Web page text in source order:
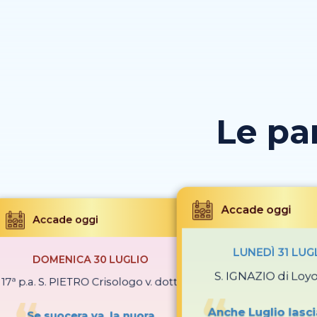
Le
Accade oggi
DOMENICA 30 LUGLIO
17ª p.a. S. PIETRO Crisologo v. dott.
Accade oggi
LUNEDÌ 31
S. IGNAZIO di
Anche Luglio